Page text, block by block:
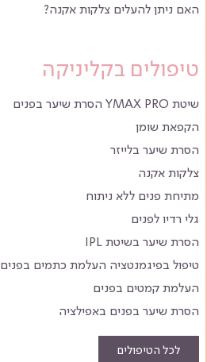
האם ניתן להעלים צלקות אקנה?
טיפולים בקליניקה
שיטת YMAX PRO הסרת שיער בפנים
הקפאת שומן
הסרת שיער בלייזר
צלקות אקנה
מתיחת פנים ללא ניתוח
גלי רדיו לפנים
הסרת שיער בשיטת IPL
טיפול בפיגמנטציה העלמת כתמים בפנים
העלמת קמטים בפנים
הסרת שיער בפנים באפילציה
לכל הטיפולים